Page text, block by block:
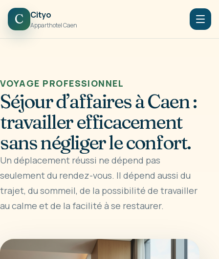
C Cityo
Apparthotel Caen
VOYAGE PROFESSIONNEL
Séjour d’affaires à Caen :
travailler efficacement
sans négliger le confort.
Un déplacement réussi ne dépend pas
seulement du rendez-vous. Il dépend aussi du
trajet, du sommeil, de la possibilité de travailler
au calme et de la facilité à se restaurer.